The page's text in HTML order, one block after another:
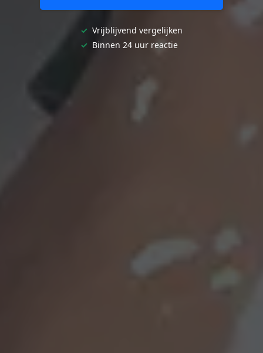
✓ Vrijblijvend vergelijken
✓ Binnen 24 uur reactie